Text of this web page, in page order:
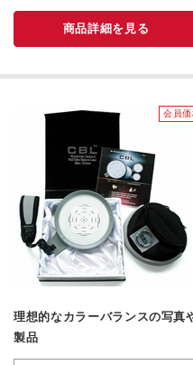
商品詳細を見る
会員
商品
理想的なカラーバランスの写真
製品